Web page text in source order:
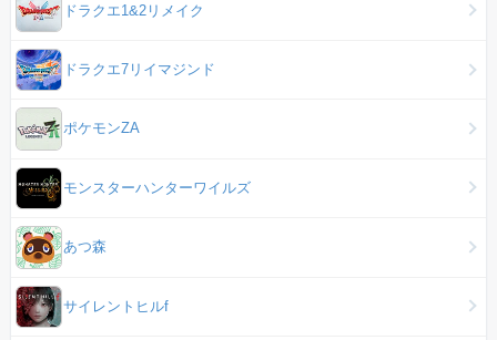
ドラクエ1&2リメイク
ドラクエ7リイマジンド
ポケモンZA
モンスターハンターワイルズ
あつ森
サイレントヒルf